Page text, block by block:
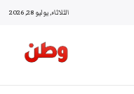
الثلاثاء, يوليو 28, 2026